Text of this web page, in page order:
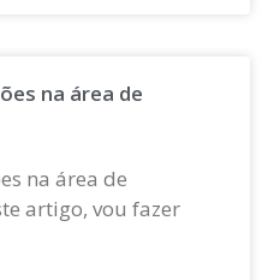
na área de
na área de
artigo, vou fazer